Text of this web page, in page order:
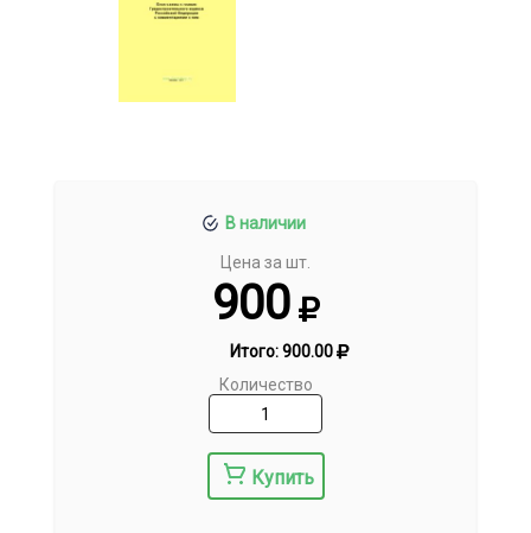
В наличии
Цена за шт.
900
Итого:900.00
Количество
Купить